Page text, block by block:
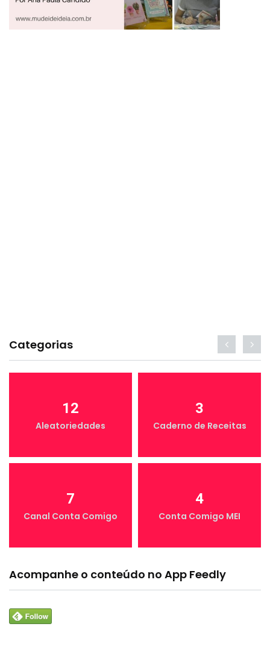
Categorias
12
Aleatoriedades
3
Caderno de Receitas
7
Canal Conta Comigo
4
Conta Comigo MEI
Acompanhe o conteúdo no App Feedly